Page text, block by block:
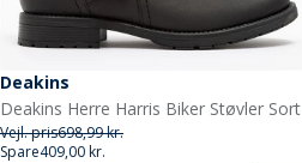
Deakins
Deakins Herre Harris Biker Støvler Sort
Vejl. pris698,99 kr.
Spare409,00 kr.